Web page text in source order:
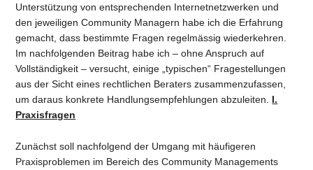
Unterstützung von entsprechenden Internetnetzwerken und
den jeweiligen Community Managern habe ich die Erfahrung
gemacht, dass bestimmte Fragen regelmässig wiederkehren.
Im nachfolgenden Beitrag habe ich – ohne Anspruch auf
Vollständigkeit – versucht, einige „typischen“ Fragestellungen
aus der Sicht eines rechtlichen Beraters zusammenzufassen,
um daraus konkrete Handlungsempfehlungen abzuleiten. I.
Praxisfragen
Zunächst soll nachfolgend der Umgang mit häufigeren
Praxisproblemen im Bereich des Community Managements